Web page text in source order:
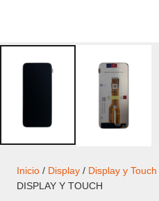
Inicio / Display / Display y Touch
DISPLAY Y TOUCH